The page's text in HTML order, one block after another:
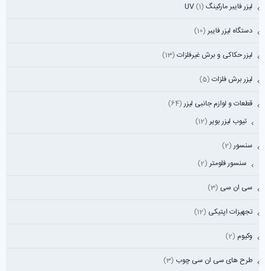
لیزر فایبر مارکینگ UV (1)
دستگاه لیزر فایبر (10)
لیزر حکاکی و برش غیرفلزات (13)
لیزر برش فلزات (5)
قطعات و لوازم جانبی لیزر (64)
تیوب لیزر بویر (12)
سنسور (2)
سنسور فلومتر (2)
سی ان سی (3)
تجهیزات اپتیکی (12)
وکیوم (2)
طرح های سی ان سی چوب (3)